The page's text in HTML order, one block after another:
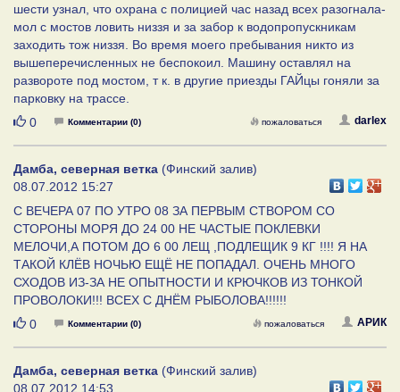
шести узнал, что охрана с полицией час назад всех разогнала-
мол с мостов ловить низзя и за забор к водопропускникам
заходить тож низзя. Во время моего пребывания никто из
вышеперечисленных не беспокоил. Машину оставлял на
развороте под мостом, т к. в другие приезды ГАЙцы гоняли за
парковку на трассе.
Нравится
0 Комментарии (0) darlex
пожаловаться
Дамба, северная ветка (Финский залив)
08.07.2012 15:27
С ВЕЧЕРА 07 ПО УТРО 08 ЗА ПЕРВЫМ СТВОРОМ СО
СТОРОНЫ МОРЯ ДО 24 00 НЕ ЧАСТЫЕ ПОКЛЕВКИ
МЕЛОЧИ,А ПОТОМ ДО 6 00 ЛЕЩ ,ПОДЛЕЩИК 9 КГ !!!! Я НА
ТАКОЙ КЛЁВ НОЧЬЮ ЕЩЁ НЕ ПОПАДАЛ. ОЧЕНЬ МНОГО
СХОДОВ ИЗ-ЗА НЕ ОПЫТНОСТИ И КРЮЧКОВ ИЗ ТОНКОЙ
ПРОВОЛОКИ!!! ВСЕХ С ДНЁМ РЫБОЛОВА!!!!!!
Нравится
0 Комментарии (0) АРИК
пожаловаться
Дамба, северная ветка (Финский залив)
08.07.2012 14:53